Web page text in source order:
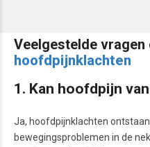
Veelgestelde vragen
hoofdpijnklachten
1. Kan hoofdpijn
Ja, hoofdpijnklachten
bewegingsproblemen in de